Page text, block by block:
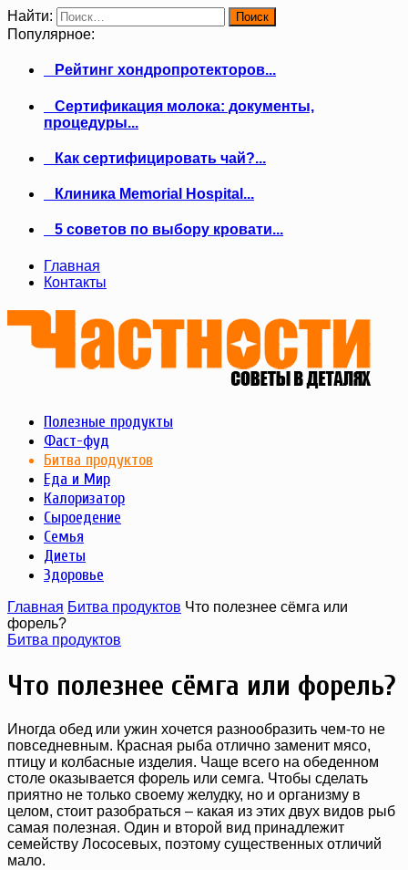
Найти:
Популярное:
Рейтинг хондропротекторов...
Сертификация молока: документы,
процедуры...
Как сертифицировать чай?...
Клиника Memorial Hospital...
5 советов по выбору кровати...
Главная
Контакты
Полезные продукты
Фаст-фуд
Битва продуктов
Еда и Мир
Калоризатор
Сыроедение
Семья
Диеты
Здоровье
Главная Битва продуктов Что полезнее сёмга или
форель?
Битва продуктов
Что полезнее сёмга или форель?
Иногда обед или ужин хочется разнообразить чем-то не
повседневным. Красная рыба отлично заменит мясо,
птицу и колбасные изделия. Чаще всего на обеденном
столе оказывается форель или семга. Чтобы сделать
приятно не только своему желудку, но и организму в
целом, стоит разобраться – какая из этих двух видов рыб
самая полезная. Один и второй вид принадлежит
семейству Лососевых, поэтому существенных отличий
мало.